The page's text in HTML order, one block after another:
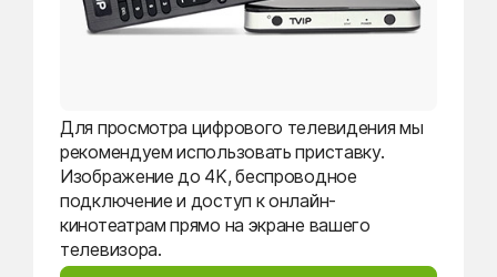
Для просмотра цифрового телевидения мы
рекомендуем использовать приставку.
Изображение до 4K, беспроводное
подключение и доступ к онлайн-
кинотеатрам прямо на экране вашего
телевизора.